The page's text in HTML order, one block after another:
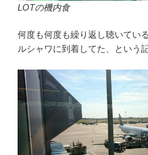
LOTの機内食
何度も何度も繰り返し聴いてい
ルシャワに到着してた、という